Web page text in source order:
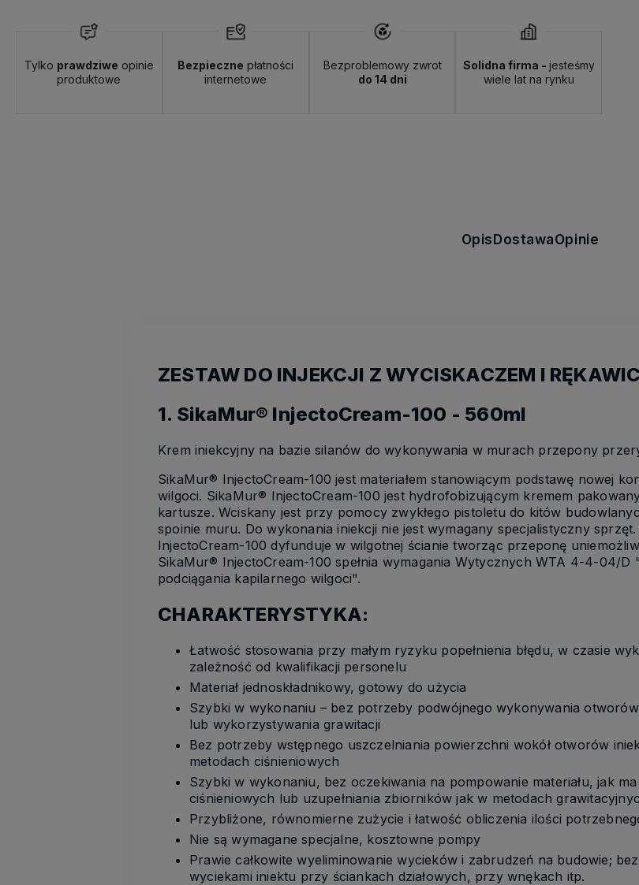
Tylko prawdziwe opinie
produktowe
Bezpieczne płatności
internetowe
Bezproblemowy zwrot
do 14 dni
Solidna firma - jesteśmy
wiele lat na rynku
OpisDostawaOpinie
ZESTAW DO INJEKCJI Z WYCISKACZEM I
1. SikaMur® InjectoCream-100 - 560ml
Krem iniekcyjny na bazie silanów do wykonywania w murach przepony
SikaMur® InjectoCream-100 jest materiałem stanowiącym podstawę nowej
wilgoci. SikaMur® InjectoCream-100 jest hydrofobizującym kremem
kartusze. Wciskany jest przy pomocy zwykłego pistoletu do kitów
spoinie muru. Do wykonania iniekcji nie jest wymagany specjalistyczny
InjectoCream-100 dyfunduje w wilgotnej ścianie tworząc przeponę
SikaMur® InjectoCream-100 spełnia wymagania Wytycznych WTA 4-4-04/
podciągania kapilarnego wilgoci".
CHARAKTERYSTYKA:
Łatwość stosowania przy małym ryzyku popełnienia błędu, w czasie
zależność od kwalifikacji personelu
Materiał jednoskładnikowy, gotowy do użycia
Szybki w wykonaniu – bez potrzeby podwójnego wykonywania
lub wykorzystywania grawitacji
Bez potrzeby wstępnego uszczelniania powierzchni wokół otworów
metodach ciśnieniowych
Szybki w wykonaniu, bez oczekiwania na pompowanie materiału, jak
ciśnieniowych lub uzupełniania zbiorników jak w metodach
Przybliżone, równomierne zużycie i łatwość obliczenia ilości
Nie są wymagane specjalne, kosztowne pompy
Prawie całkowite wyeliminowanie wycieków i zabrudzeń na budowie;
wyciekami iniektu przy ściankach działowych, przy wnękach itp.